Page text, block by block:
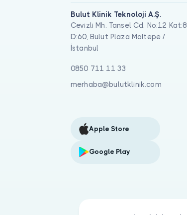
Bulut Klinik Teknoloji A.Ş.
Cevizli Mh. Tansel Cd. No:12 Kat:8
D:60, Bulut Plaza Maltepe /
İstanbul
0850 711 11 33
merhaba@bulutklinik.com
Apple Store
Google Play